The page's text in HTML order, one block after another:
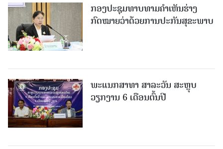
ກອງປະຊຸມທາບທາມຄໍາເຫັນຮ່າງ
ກົດໝາຍວ່າດ້ວຍການປະກັນສຸຂະພາບ
ພະແນກສາທາ ສາລະວັນ ສະຫຼຸບ
ວຽກງານ 6 ເດືອນຕົ້ນປີ